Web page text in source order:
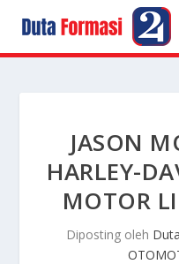
JASON
HARLEY-
MOTOR
Diposting oleh